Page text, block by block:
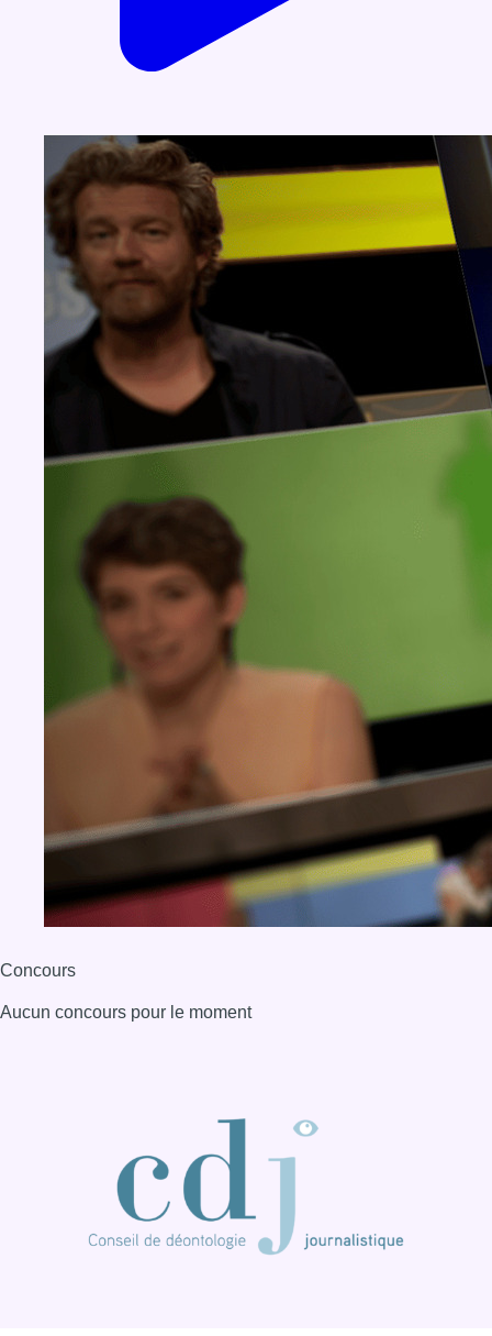
Concours
Aucun concours pour le moment